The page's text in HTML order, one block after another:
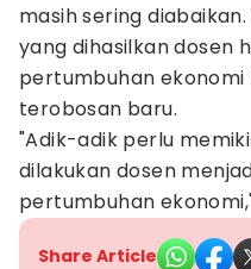
masih sering
yang dihasilkan dosen
pertumbuhan
terobosan baru.
"Adik-adik perlu
dilakukan dosen
pertumbuhan
Share Article